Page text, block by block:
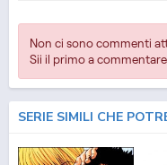
Non ci sono commenti
Sii il primo a
SERIE SIMILI CHE